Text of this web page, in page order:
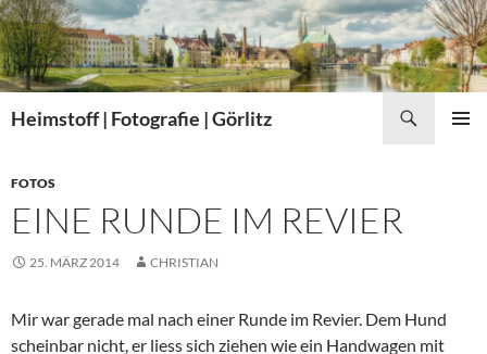
Zum
Inhalt
springen
Heimstoff | Fotografie | Görlitz
FOTOS
EINE RUNDE IM REVIER
25. MÄRZ 2014 CHRISTIAN
Mir war gerade mal nach einer Runde im Revier. Dem Hund
scheinbar nicht, er liess sich ziehen wie ein Handwagen mit